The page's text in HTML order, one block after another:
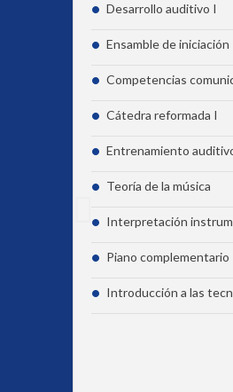
Desarrollo auditivo I
Ensamble de iniciación
Competencias
Cátedra reformada I
Entrenamiento
Teoría de la música
Interpretación
Piano complementario
Introducción a las